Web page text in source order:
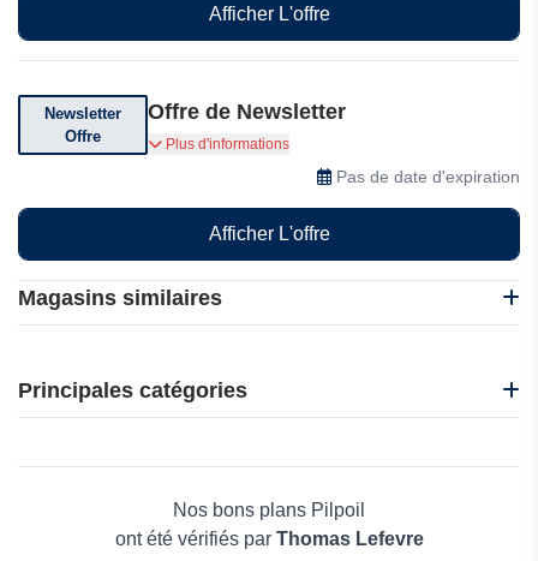
Magasins similaires
iHerb
Japhy
Principales catégories
Boissons
Nos bons plans Pilpoil
ont été vérifiés par Thomas Lefevre
Afficher L'offre
Newsletter
Offre
Offre de Newsletter
Abonnez-vous à leur newsletter pour des
réductions exclusives, des offres et des
Plus d'informations
Pas de date d'expiration
Afficher L'offre